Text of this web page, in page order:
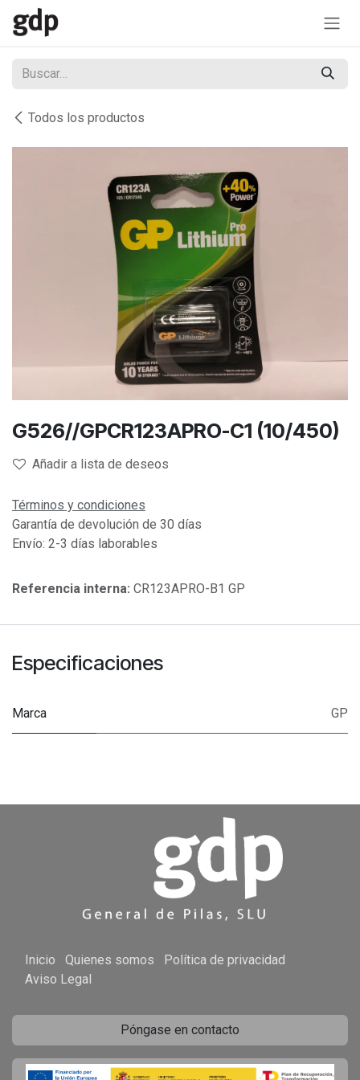
Ir al contenido
Todos los productos
G526//GPCR123APRO-C1 (10/450)
Añadir a lista de deseos
Términos y condiciones
Garantía de devolución de 30 días
Envío: 2-3 días laborables
Referencia interna: CR123APRO-B1 GP
Especificaciones
Marca GP
Inicio Quienes somos
Política de privacidad
Aviso Legal
Póngase en contacto